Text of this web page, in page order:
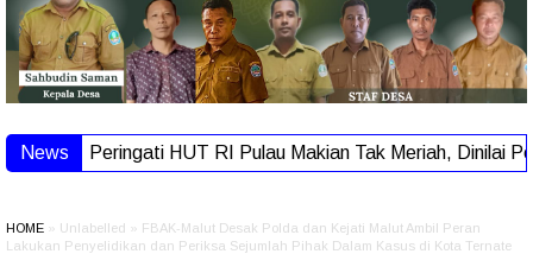
News
Peringati HUT RI Pulau Makian Tak Meriah, Dinilai
HOME » Unlabelled » FBAK-Malut Desak Polda dan Kejati Malut Ambil Peran
Lakukan Penyelidikan dan Periksa Sejumlah Pihak Dalam Kasus di Kota Ternate